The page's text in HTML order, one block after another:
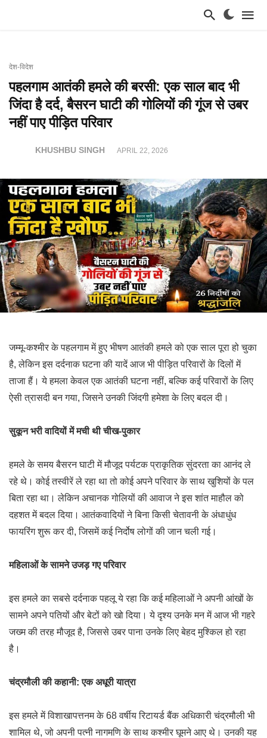
देश-विदेश
पहलगाम आतंकी हमले की बरसी: एक साल बाद भी
जिंदा है दर्द, बैसरन घाटी की गोलियों की गूंज से उबर
नहीं पाए पीड़ित परिवार
KHUSHBU SINGH APRIL 22, 2026
जम्मू-कश्मीर के पहलगाम में हुए भीषण आतंकी हमले को एक साल पूरा हो चुका
है, लेकिन इस दर्दनाक घटना की यादें आज भी पीड़ित परिवारों के दिलों में
ताजा हैं। ये हमला केवल एक आतंकी घटना नहीं, बल्कि कई परिवारों के लिए
ऐसी त्रासदी बन गया, जिसने उनकी जिंदगी हमेशा के लिए बदल दी।
सुकून भरी वादियों में मची थी चीख-पुकार
हमले के समय बैसरन घाटी में मौजूद पर्यटक प्राकृतिक सुंदरता का आनंद ले
रहे थे। कोई तस्वीरें ले रहा था तो कोई अपने परिवार के साथ खुशियों के पल
बिता रहा था। लेकिन अचानक गोलियों की आवाज ने इस शांत माहौल को
दहशत में बदल दिया। आतंकवादियों ने बिना किसी चेतावनी के अंधाधुंध
फायरिंग शुरू कर दी, जिसमें कई निर्दोष लोगों की जान चली गई।
महिलाओं के सामने उजड़ गए परिवार
इस हमले का सबसे दर्दनाक पहलू ये रहा कि कई महिलाओं ने अपनी आंखों के
सामने अपने पतियों और बेटों को खो दिया। ये दृश्य उनके मन में आज भी गहरे
जख्म की तरह मौजूद है, जिससे उबर पाना उनके लिए बेहद मुश्किल हो रहा
है।
चंद्रमौली की कहानी: एक अधूरी यात्रा
इस हमले में विशाखापत्तनम के 68 वर्षीय रिटायर्ड बैंक अधिकारी चंद्रमौली भी
शामिल थे, जो अपनी पत्नी नागमणि के साथ कश्मीर घूमने आए थे। उनकी यह